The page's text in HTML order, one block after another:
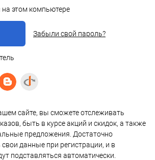
этом компьютере
Забыли свой пароль?
сайте, вы сможете отслеживать
быть в курсе акций и скидок, а также
предложения. Достаточно
данные при регистрации, и в
подставляться автоматически.